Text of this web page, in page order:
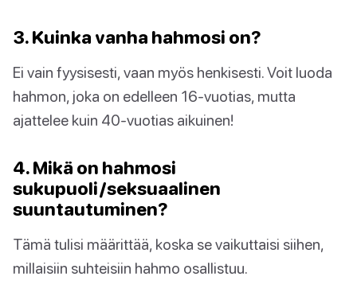
3. Kuinka vanha hahmosi on?
Ei vain fyysisesti, vaan myös henkisesti. Voit luoda
hahmon, joka on edelleen 16-vuotias, mutta
ajattelee kuin 40-vuotias aikuinen!
4. Mikä on hahmosi
sukupuoli/seksuaalinen
suuntautuminen?
Tämä tulisi määrittää, koska se vaikuttaisi siihen,
millaisiin suhteisiin hahmo osallistuu.